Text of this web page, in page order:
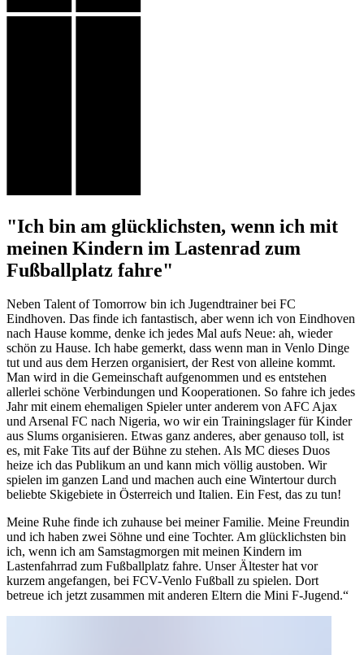
"Ich bin am glücklichsten, wenn ich mit
meinen Kindern im Lastenrad zum
Fußballplatz fahre"
Neben Talent of Tomorrow bin ich Jugendtrainer bei FC
Eindhoven. Das finde ich fantastisch, aber wenn ich von Eindhoven
nach Hause komme, denke ich jedes Mal aufs Neue: ah, wieder
schön zu Hause. Ich habe gemerkt, dass wenn man in Venlo Dinge
tut und aus dem Herzen organisiert, der Rest von alleine kommt.
Man wird in die Gemeinschaft aufgenommen und es entstehen
allerlei schöne Verbindungen und Kooperationen. So fahre ich jedes
Jahr mit einem ehemaligen Spieler unter anderem von AFC Ajax
und Arsenal FC nach Nigeria, wo wir ein Trainingslager für Kinder
aus Slums organisieren. Etwas ganz anderes, aber genauso toll, ist
es, mit Fake Tits auf der Bühne zu stehen. Als MC dieses Duos
heize ich das Publikum an und kann mich völlig austoben. Wir
spielen im ganzen Land und machen auch eine Wintertour durch
beliebte Skigebiete in Österreich und Italien. Ein Fest, das zu tun!
Meine Ruhe finde ich zuhause bei meiner Familie. Meine Freundin
und ich haben zwei Söhne und eine Tochter. Am glücklichsten bin
ich, wenn ich am Samstagmorgen mit meinen Kindern im
Lastenfahrrad zum Fußballplatz fahre. Unser Ältester hat vor
kurzem angefangen, bei FCV-Venlo Fußball zu spielen. Dort
betreue ich jetzt zusammen mit anderen Eltern die Mini F-Jugend.“